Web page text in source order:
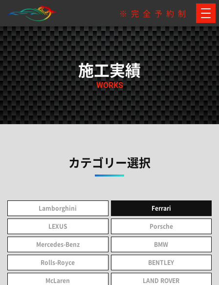
※完全予約制
施工実績
WORKS
カテゴリー選択
Lamborghini Ferrari
LEXUS Porsche
Mercedes-Benz BMW
Rolls-Royce BENTLEY
McLaren LAND ROVER